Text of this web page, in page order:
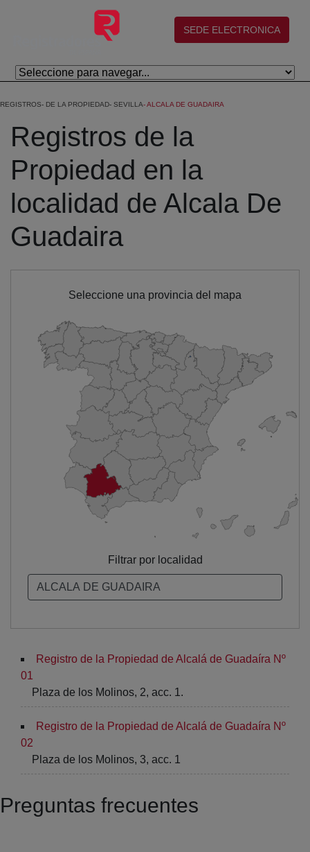
Saltar al contenido principal
(abre en nueva ventana)
SEDE ELECTRONICA
REGISTROS DE LA PROPIEDAD SEVILLA ALCALA DE GUADAIRA
Registros de la
Propiedad en la
localidad de Alcala De
Guadaira
Seleccione una provincia del mapa
Filtrar por localidad
Registro de la Propiedad de Alcalá de Guadaíra Nº
01
Plaza de los Molinos, 2, acc. 1.
Registro de la Propiedad de Alcalá de Guadaíra Nº
02
Plaza de los Molinos, 3, acc. 1
Preguntas frecuentes